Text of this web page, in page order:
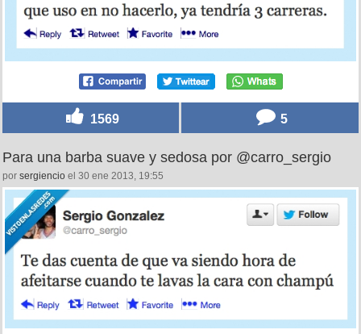
1569 5
Para una barba suave y sedosa por @carro_sergio
por sergiencio el 30 ene 2013, 19:55